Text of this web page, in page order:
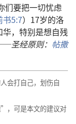
要把一切忧虑
书5:7）17岁的洛
，特别是想自残
圣经原则： 帖撒
会打自己，划伤自
，可是本文的建议对